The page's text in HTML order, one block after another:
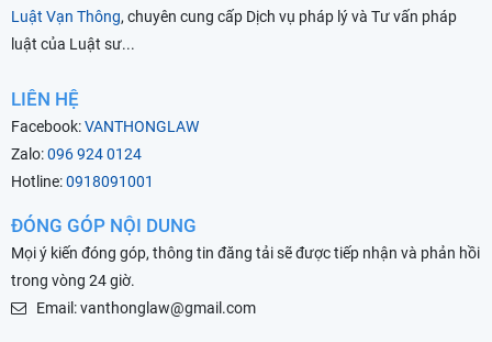
Luật Vạn Thông, chuyên cung cấp Dịch vụ pháp lý và Tư vấn pháp
luật của Luật sư...
LIÊN HỆ
Facebook:VANTHONGLAW
Zalo:096 924 0124
Hotline:0918091001
ĐÓNG GÓP NỘI DUNG
Mọi ý kiến đóng góp, thông tin đăng tải sẽ được tiếp nhận và phản hồi
trong vòng 24 giờ.
Email: vanthonglaw@gmail.com